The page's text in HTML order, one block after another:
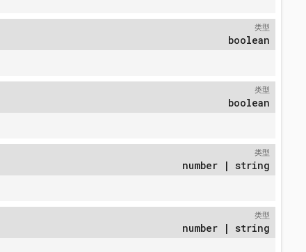
类型
boolean
类型
boolean
类型
number | string
类型
number | string